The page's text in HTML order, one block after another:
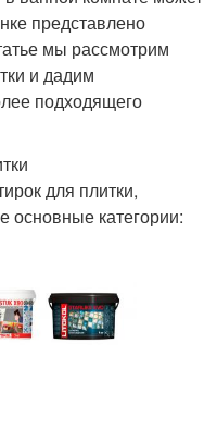
представлено
мы рассмотрим
и дадим
подходящего
для плитки,
основные категории: